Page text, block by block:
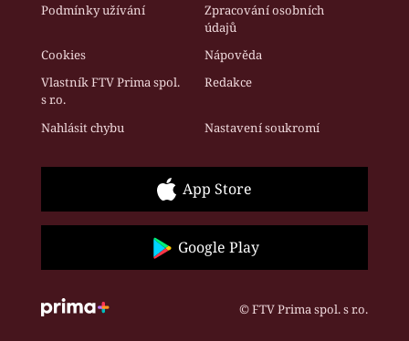
Podmínky užívání
Zpracování osobních
údajů
Cookies
Nápověda
Vlastník FTV Prima spol.
s r.o.
Redakce
Nahlásit chybu Nastavení soukromí
App Store
Google Play
© FTV Prima spol. s r.o.